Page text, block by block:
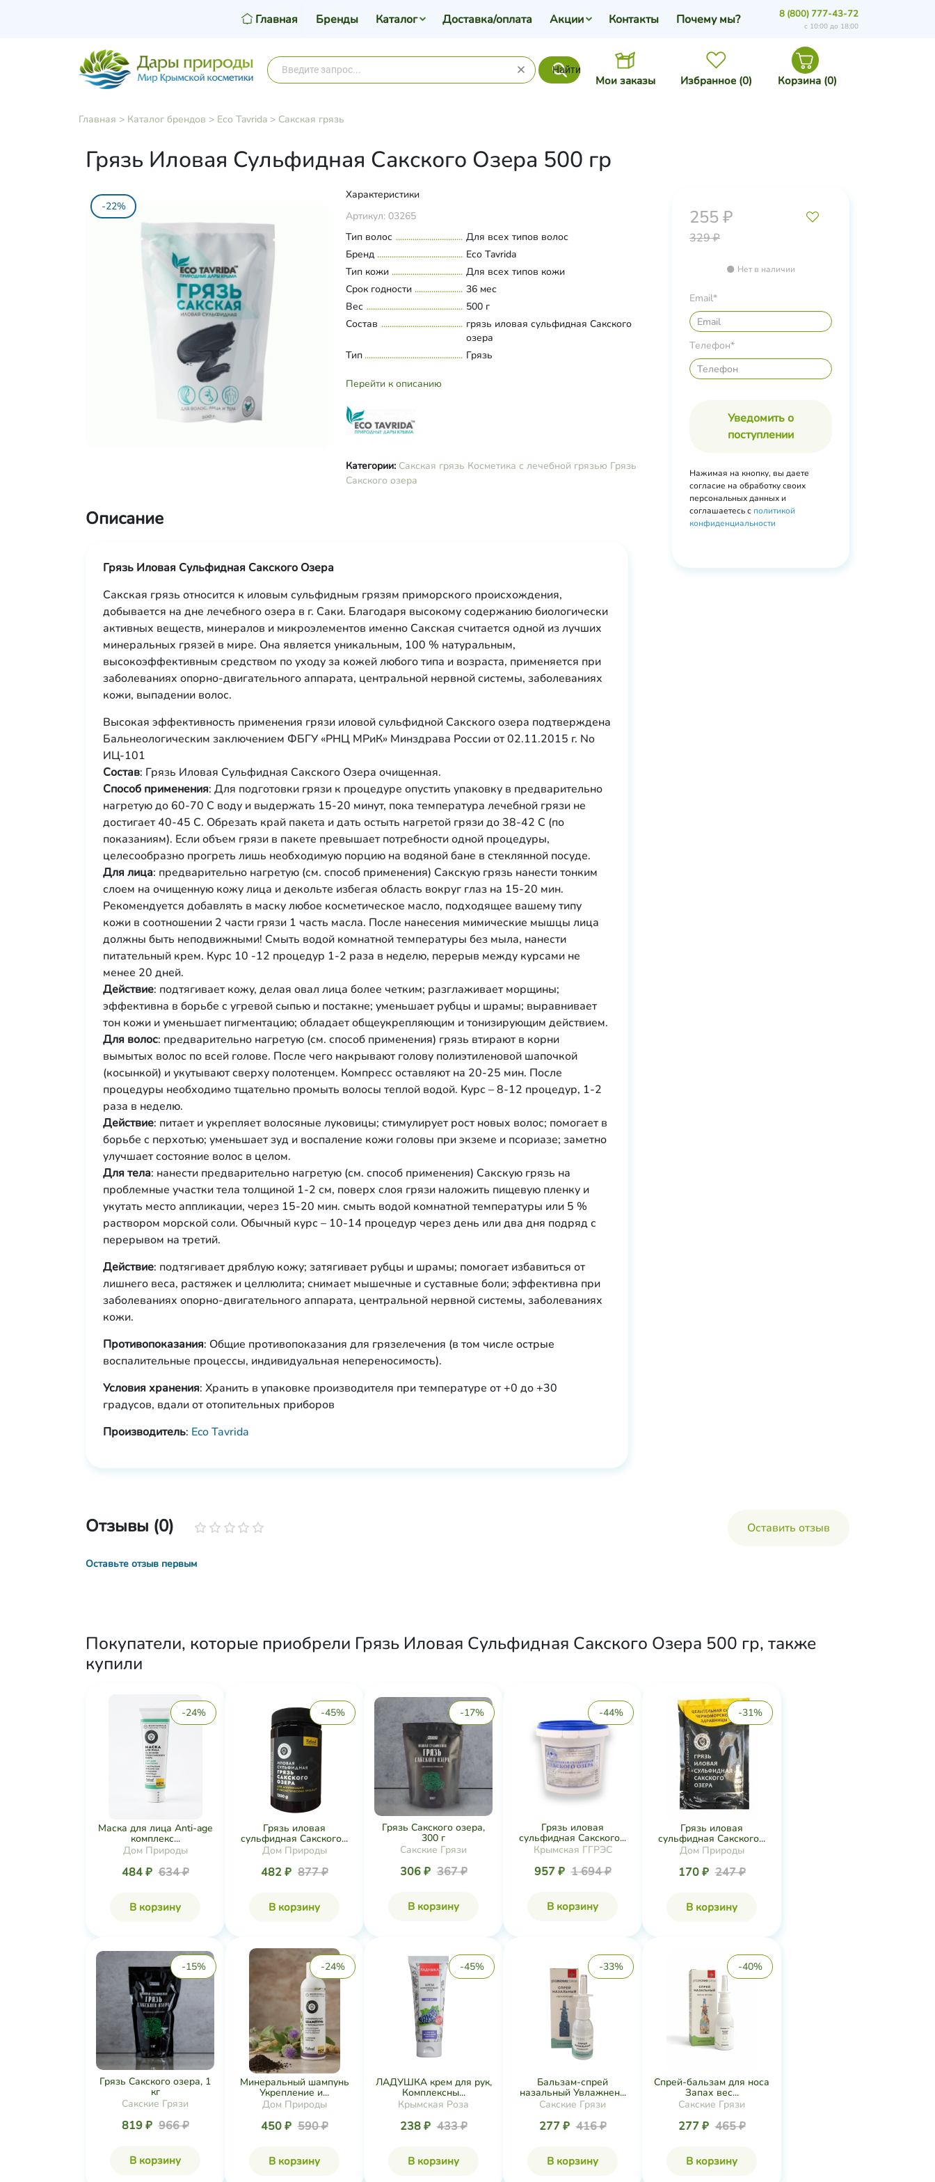
Найти
Мои заказы Избранное (0) Корзина (0)
Главная Бренды Каталог Доставка/оплата Акции Контакты Почему мы? 8 (800) 777-43-72
с 10:00 до 18:00
Главная > Каталог брендов > Eco Tavrida> Сакская грязь
Грязь Иловая Сульфидная Сакского Озера 500 гр
-22%
Характеристики
Артикул: 03265
Тип волос
Для всех типов волос
Бренд
Eco Tavrida
Тип кожи
Для всех типов кожи
Срок годности
36 мес
Вес
500 г
Состав
грязь иловая сульфидная Сакского
озера
Тип
Грязь
Перейти к описанию
Категории: Сакская грязь Косметика с лечебной грязью Грязь
Сакского озера
255 ₽
329 ₽
Нет в наличии
Email*
Телефон*
Уведомить о
поступлении
Нажимая на кнопку, вы даете
согласие на обработку своих
персональных данных и
соглашаетесь с политикой
конфиденциальности
Описание
Грязь Иловая Сульфидная Сакского Озера
Сакская грязь относится к иловым сульфидным грязям приморского происхождения,
добывается на дне лечебного озера в г. Саки. Благодаря высокому содержанию биологически
активных веществ, минералов и микроэлементов именно Сакская считается одной из лучших
минеральных грязей в мире. Она является уникальным, 100 % натуральным,
высокоэффективным средством по уходу за кожей любого типа и возраста, применяется при
заболеваниях опорно-двигательного аппарата, центральной нервной системы, заболеваниях
кожи, выпадении волос.
Высокая эффективность применения грязи иловой сульфидной Сакского озера подтверждена
Бальнеологическим заключением ФБГУ «РНЦ МРиК» Минздрава России от 02.11.2015 г. No
ИЦ-101
Состав: Грязь Иловая Сульфидная Сакского Озера очищенная.
Способ применения: Для подготовки грязи к процедуре опустить упаковку в предварительно
нагретую до 60-70 С воду и выдержать 15-20 минут, пока температура лечебной грязи не
достигает 40-45 С. Обрезать край пакета и дать остыть нагретой грязи до 38-42 С (по
показаниям). Если объем грязи в пакете превышает потребности одной процедуры,
целесообразно прогреть лишь необходимую порцию на водяной бане в стеклянной посуде.
Для лица: предварительно нагретую (см. способ применения) Сакскую грязь нанести тонким
слоем на очищенную кожу лица и декольте избегая область вокруг глаз на 15-20 мин.
Рекомендуется добавлять в маску любое косметическое масло, подходящее вашему типу
кожи в соотношении 2 части грязи 1 часть масла. После нанесения мимические мышцы лица
должны быть неподвижными! Смыть водой комнатной температуры без мыла, нанести
питательный крем. Курс 10 -12 процедур 1-2 раза в неделю, перерыв между курсами не
менее 20 дней.
Действие: подтягивает кожу, делая овал лица более четким; разглаживает морщины;
эффективна в борьбе с угревой сыпью и постакне; уменьшает рубцы и шрамы; выравнивает
тон кожи и уменьшает пигментацию; обладает общеукрепляющим и тонизирующим действием.
Для волос: предварительно нагретую (см. способ применения) грязь втирают в корни
вымытых волос по всей голове. После чего накрывают голову полиэтиленовой шапочкой
(косынкой) и укутывают сверху полотенцем. Компресс оставляют на 20-25 мин. После
процедуры необходимо тщательно промыть волосы теплой водой. Курс – 8-12 процедур, 1-2
раза в неделю.
Действие: питает и укрепляет волосяные луковицы; стимулирует рост новых волос; помогает в
борьбе с перхотью; уменьшает зуд и воспаление кожи головы при экземе и псориазе; заметно
улучшает состояние волос в целом.
Для тела: нанести предварительно нагретую (см. способ применения) Сакскую грязь на
проблемные участки тела толщиной 1-2 см, поверх слоя грязи наложить пищевую пленку и
укутать место аппликации, через 15-20 мин. смыть водой комнатной температуры или 5 %
раствором морской соли. Обычный курс – 10-14 процедур через день или два дня подряд с
перерывом на третий.
Действие: подтягивает дряблую кожу; затягивает рубцы и шрамы; помогает избавиться от
лишнего веса, растяжек и целлюлита; снимает мышечные и суставные боли; эффективна при
заболеваниях опорно-двигательного аппарата, центральной нервной системы, заболеваниях
кожи.
Противопоказания: Общие противопоказания для грязелечения (в том числе острые
воспалительные процессы, индивидуальная непереносимость).
Условия хранения: Хранить в упаковке производителя при температуре от +0 до +30
градусов, вдали от отопительных приборов
Производитель: Eco Tavrida
Отзывы (0) Оставить отзыв
Оставьте отзыв первым
Покупатели, которые приобрели Грязь Иловая Сульфидная Сакского Озера 500 гр, также
купили
-24%
Маска для лица Anti-age
комплекс...
Дом Природы
484 ₽ 634 ₽
В корзину
-45%
Грязь иловая
сульфидная Сакского...
Дом Природы
482 ₽ 877 ₽
В корзину
-17%
Грязь Сакского озера,
300 г
Сакские Грязи
306 ₽ 367 ₽
В корзину
-44%
Грязь иловая
сульфидная Сакского...
Крымская ГГРЭС
957 ₽ 1 694 ₽
В корзину
-31%
Грязь иловая
сульфидная Сакского...
Дом Природы
170 ₽ 247 ₽
В корзину
-15%
Грязь Сакского озера, 1
кг
Сакские Грязи
819 ₽ 966 ₽
В корзину
-24%
Минеральный шампунь
Укрепление и...
Дом Природы
450 ₽ 590 ₽
В корзину
-45%
ЛАДУШКА крем для рук,
Комплексны...
Крымская Роза
238 ₽ 433 ₽
В корзину
-33%
Бальзам-спрей
назальный Увлажнен...
Сакские Грязи
277 ₽ 416 ₽
В корзину
-40%
Спрей-бальзам для носа
Запах вес...
Сакские Грязи
277 ₽ 465 ₽
В корзину